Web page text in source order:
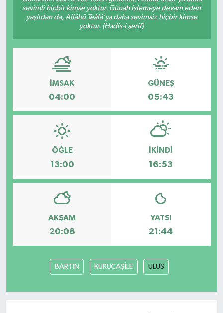
sevimli hiçbir kimse yoktur. Günah işlemeye devam eden
yaşlıdan da, Allâhü Teâlâ'ya daha sevimsiz hiçbir kimse
yoktur. (Hadis-i şerif)
İMSAK
04:00
GÜNEŞ
05:43
ÖĞLE
13:00
İKINDI
16:53
AKŞAM
20:08
YATSI
21:44
BARTIN KURUCAŞİLE ULUS